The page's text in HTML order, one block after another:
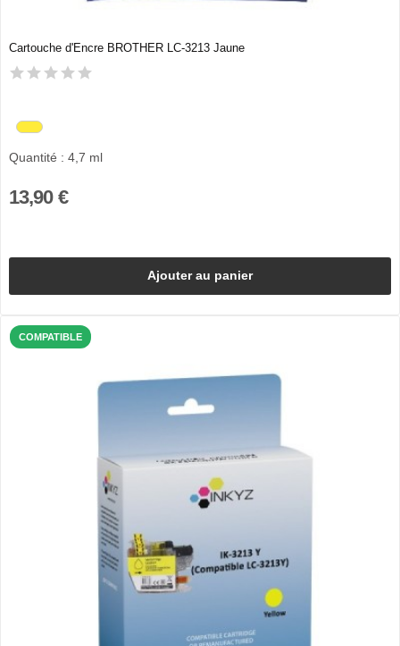
Cartouche d'Encre BROTHER LC-3213 Jaune
Quantité : 4,7 ml
13,90 €
Ajouter au panier
COMPATIBLE